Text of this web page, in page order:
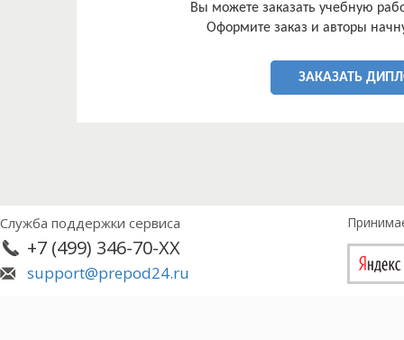
Вы можете заказать учебную
Оформите заказ и авторы
ЗАКАЗАТЬ
Служба поддержки сервиса
+7 (499) 346-70-XX
support@prepod24.ru